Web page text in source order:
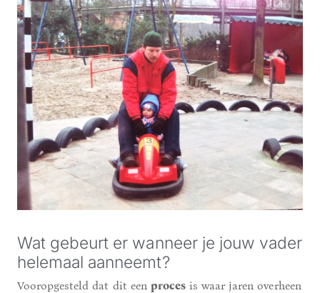
Wat gebeurt er wanneer je jouw vader
helemaal aanneemt?
Vooropgesteld dat dit een procesis waar jaren overheen